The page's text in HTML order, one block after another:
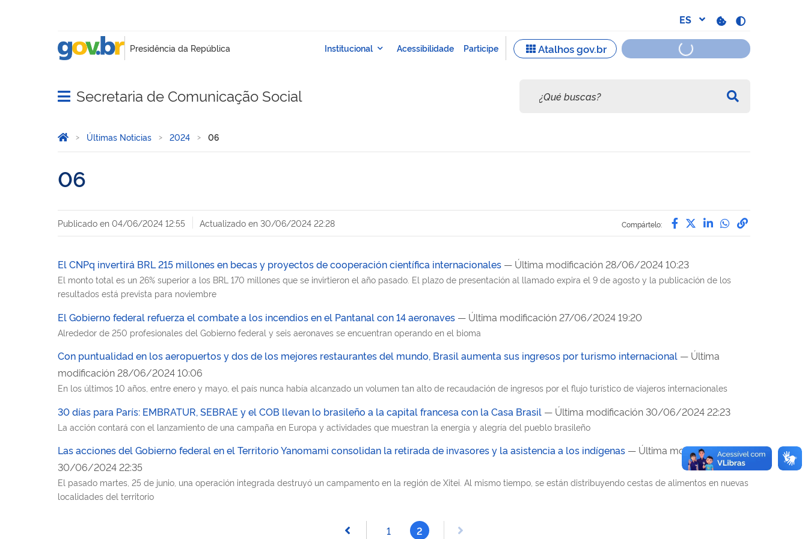
Abrir menu principal de navegação
Secretaria de Comunicação Social
Você está aqui:
InicioÚltimas Noticias 2024 06
06
Compártelo: Compártelo por
Compártelo por
Compártelo por
Compártelo
Enlace
Publicado en 04/06/2024 12:55 Actualizado en 30/06/2024 22:28
El CNPq invertirá BRL 215 millones en becas y proyectos de cooperación científica internacionales — Última modificación 28/06/2024 10:23
El monto total es un 26% superior a los BRL 170 millones que se invirtieron el año pasado. El plazo de presentación al llamado expira el 9 de agosto y la publicación de los
resultados está prevista para noviembre
El Gobierno federal refuerza el combate a los incendios en el Pantanal con 14 aeronaves — Última modificación 27/06/2024 19:20
Alrededor de 250 profesionales del Gobierno federal y seis aeronaves se encuentran operando en el bioma
Con puntualidad en los aeropuertos y dos de los mejores restaurantes del mundo, Brasil aumenta sus ingresos por turismo internacional — Última
modificación 28/06/2024 10:06
En los últimos 10 años, entre enero y mayo, el país nunca había alcanzado un volumen tan alto de recaudación de ingresos por el flujo turístico de viajeros internacionales
30 días para París: EMBRATUR, SEBRAE y el COB llevan lo brasileño a la capital francesa con la Casa Brasil — Última modificación 30/06/2024 22:23
La acción contará con el lanzamiento de una campaña en Europa y actividades que muestran la energía y alegría del pueblo brasileño
Las acciones del Gobierno federal en el Territorio Yanomami consolidan la retirada de invasores y la asistencia a los indígenas — Última modificación
30/06/2024 22:35
El pasado martes, 25 de junio, una operación integrada destruyó un campamento en la región de Xitei. Al mismo tiempo, se están distribuyendo cestas de alimentos en nuevas
localidades del territorio
1 2